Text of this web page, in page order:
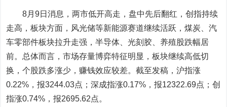
8月9日消息，两市低开高走，盘中先后翻红，创指持续
走高，板块方面，风光储等新能源赛道继续活跃，煤炭、汽
车零部件板块拉升走强，半导体、光刻胶、养殖股跌幅居
前。总体而言，市场存量博弈特征明显，板块继续高低切
换，个股跌多涨少，赚钱效应较差。截至发稿，沪指涨
0.22%，报3244.03点；深成指涨0.17%，报12322.69点；创
指涨0.74%，报2695.62点。